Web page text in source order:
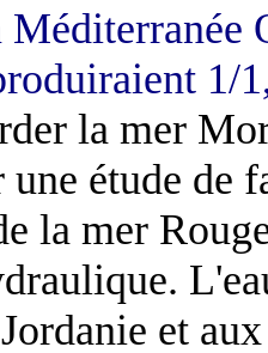
1/
la mer
étude de
la mer
et